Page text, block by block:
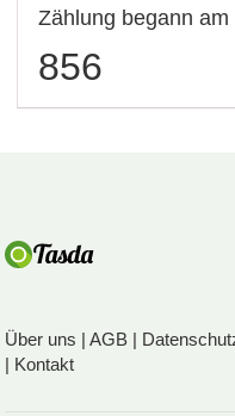
Zählung begann
856
Über uns |AGB |
| Kontakt